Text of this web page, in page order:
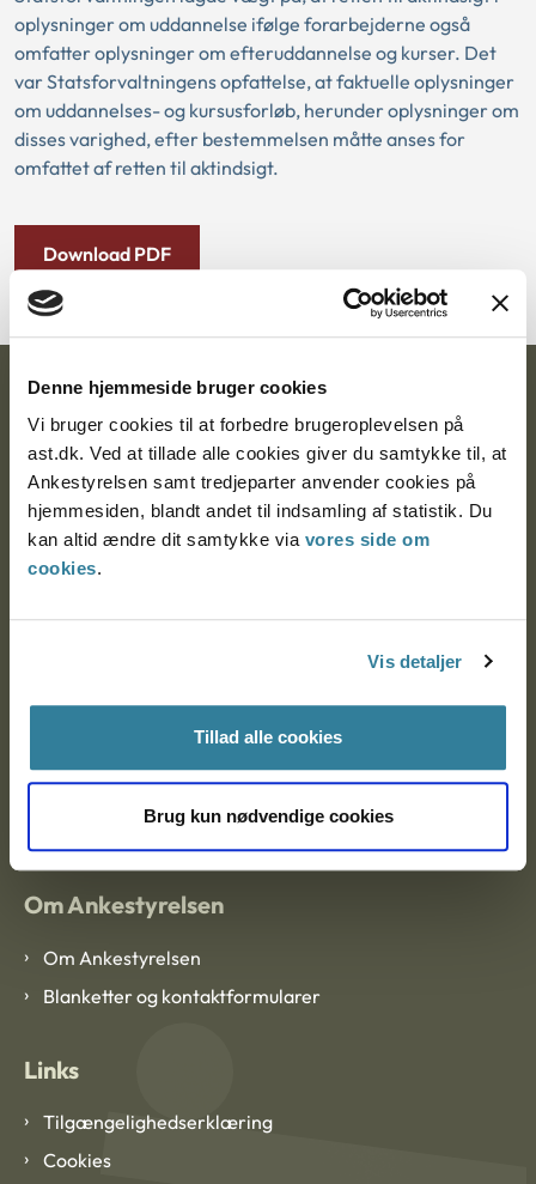
Denne hjemmeside bruger cookies
Vi bruger cookies til at forbedre brugeroplevelsen på
ast.dk. Ved at tillade alle cookies giver du samtykke til, at
Ankestyrelsen samt tredjeparter anvender cookies på
hjemmesiden, blandt andet til indsamling af statistik. Du
kan altid ændre dit samtykke via vores side om
cookies.
Vis detaljer
Tillad alle cookies
Brug kun nødvendige cookies
oplysninger om uddannelse ifølge forarbejderne også
omfatter oplysninger om efteruddannelse og kurser. Det
var Statsforvaltningens opfattelse, at faktuelle oplysninger
om uddannelses- og kursusforløb, herunder oplysninger om
disses varighed, efter bestemmelsen måtte anses for
omfattet af retten til aktindsigt.
Download PDF
Ankestyrelsen
Postadresse:
Nytorv 7, 2. sal
9000 Aalborg
Ankestyrelsen Aalborg
EAN: 57 98 000 35 48 21
CVR: 1007 4002
Om Ankestyrelsen
Om Ankestyrelsen
Blanketter og kontaktformularer
Links
Tilgængelighedserklæring
Cookies